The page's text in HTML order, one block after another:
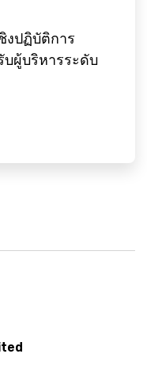
งปฏิบัติการ
ผู้บริหารระดับ